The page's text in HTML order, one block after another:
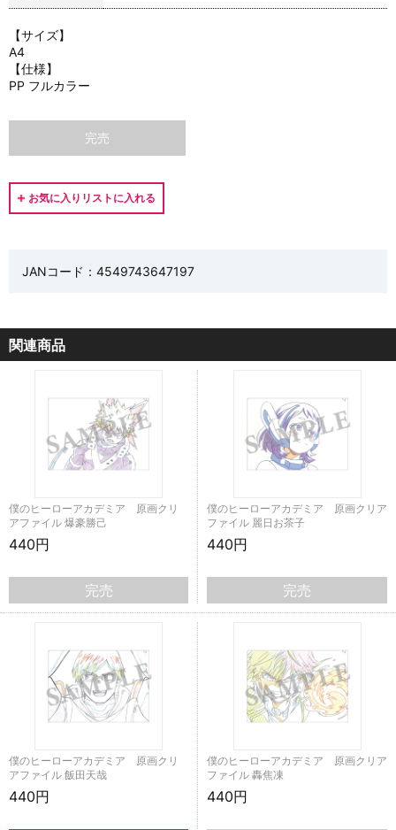
【サイズ】
A4
【仕様】
PP フルカラー
完売
JANコード：4549743647197
関連商品
僕のヒーローアカデミア 原画クリ
アファイル 爆豪勝己
440円
完売
僕のヒーローアカデミア 原画クリア
ファイル 麗日お茶子
440円
完売
僕のヒーローアカデミア 原画クリ
アファイル 飯田天哉
440円
僕のヒーローアカデミア 原画クリア
ファイル 轟焦凍
440円